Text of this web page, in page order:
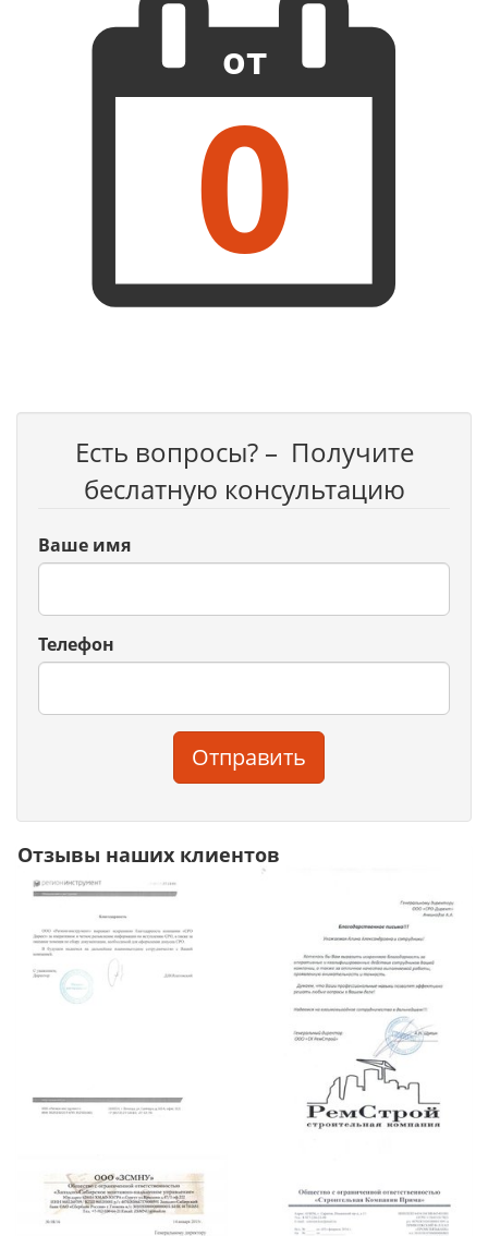
от
0
Есть вопросы? – Получите
беслатную консультацию
Ваше имя
Телефон
Отправить
Отзывы наших клиентов